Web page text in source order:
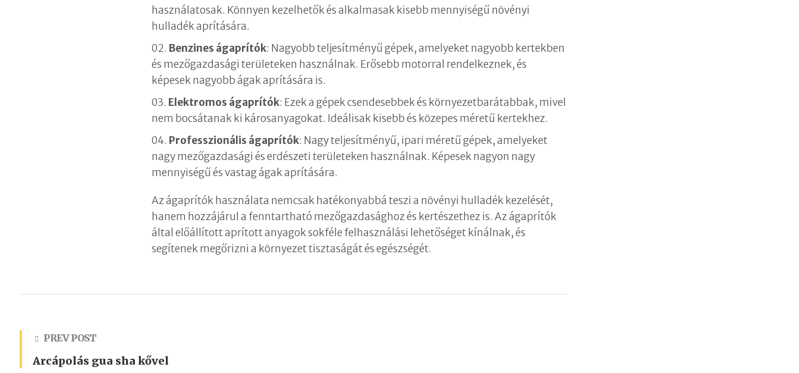
használatosak. Könnyen kezelhetők és alkalmasak kisebb mennyiségű növényi
hulladék aprítására.
Benzines ágaprítók: Nagyobb teljesítményű gépek, amelyeket nagyobb kertekben
és mezőgazdasági területeken használnak. Erősebb motorral rendelkeznek, és
képesek nagyobb ágak aprítására is.
Elektromos ágaprítók: Ezek a gépek csendesebbek és környezetbarátabbak, mivel
nem bocsátanak ki károsanyagokat. Ideálisak kisebb és közepes méretű kertekhez.
Professzionális ágaprítók: Nagy teljesítményű, ipari méretű gépek, amelyeket
nagy mezőgazdasági és erdészeti területeken használnak. Képesek nagyon nagy
mennyiségű és vastag ágak aprítására.
Az ágaprítók használata nemcsak hatékonyabbá teszi a növényi hulladék kezelését,
hanem hozzájárul a fenntartható mezőgazdasághoz és kertészethez is. Az ágaprítók
által előállított aprított anyagok sokféle felhasználási lehetőséget kínálnak, és
segítenek megőrizni a környezet tisztaságát és egészségét.
PREV POST
Arcápolás gua sha kővel